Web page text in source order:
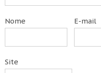
Nome E-mail
Site